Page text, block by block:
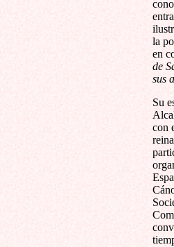
la
en
de
sus
Su
con